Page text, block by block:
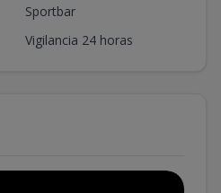
Sportbar
Vigilancia 24 horas